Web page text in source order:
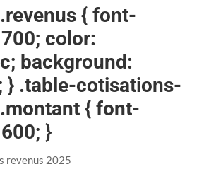
{ font-
color:
background:
} .table-cotisations-
{ font-
}
revenus 2025